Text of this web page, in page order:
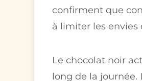
confirment que
à limiter les envies
Le chocolat noir
long de la journée.